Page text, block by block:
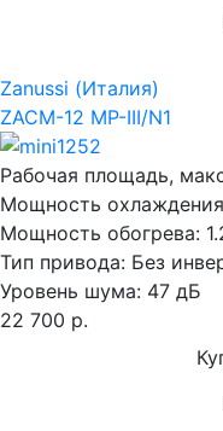
Zanussi (Италия)
ZACM-12 MP-III/N1
Рабочая площадь,
Мощность
Мощность обогрева:
Тип привода: Без
Уровень шума: 47 дБ
22 700 р.